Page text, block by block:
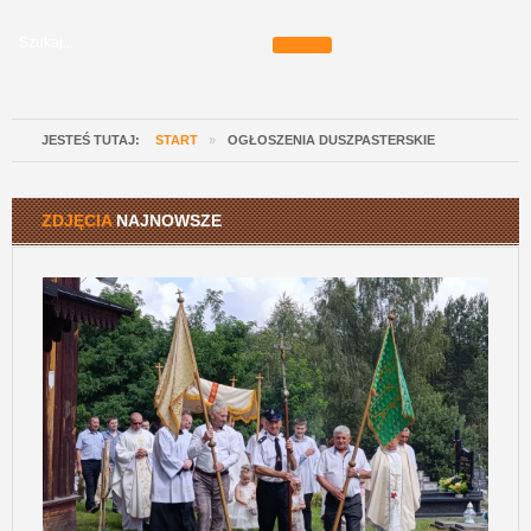
JESTEŚ TUTAJ: START » OGŁOSZENIA DUSZPASTERSKIE
ZDJĘCIANAJNOWSZE